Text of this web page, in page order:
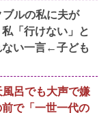
ルの私に夫が
「行けない」と
ない一言←子ども
呂でも大声で嫌
で「一世一代の